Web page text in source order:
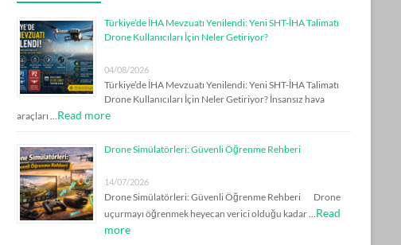
Türkiye’de İHA Mevzuatı Yenilendi: Yeni SHT-İHA Talimatı
Drone Kullanıcıları İçin Neler Getiriyor?
04/08/2026
Türkiye’de İHA Mevzuatı Yenilendi: Yeni SHT-İHA Talimatı
Drone Kullanıcıları İçin Neler Getiriyor? İnsansız hava
araçları …Read more
Drone Simülatörleri: Güvenli Öğrenme Rehberi
14/07/2026
Drone Simülatörleri: Güvenli Öğrenme Rehberi Drone
uçurmayı öğrenmek heyecan verici olduğu kadar …Read
more